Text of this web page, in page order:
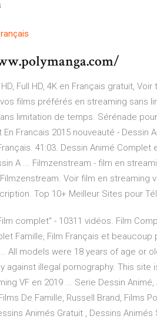
Full HD, 4K en Français gratuit,
films préférés en streaming sans
limitation de temps. Sérénade
Francais 2015 nouveauté - Dessin
41:03. Dessin Animé
A ... Filmzenstream - film en
Voir film en
Top 10+ Meilleur Sites pour
complet" - 10311 vidéos. Film
Famille, Film Français et
All models were 18 years of age or
against illegal pornography. This site
VF en 2019 ... Serie Dessin
De Famille, Russell Brand, Films
Animés Gratuit , Dessins Animés